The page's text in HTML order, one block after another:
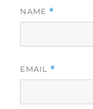
NAME *
EMAIL *